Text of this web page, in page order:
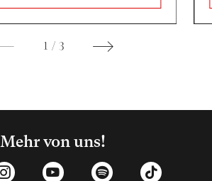
1 / 3
Mehr von uns!